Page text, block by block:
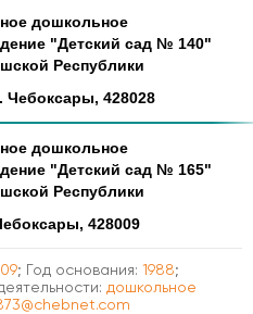
дошкольное
"Детский сад № 140"
Республики
Чебоксары, 428028
дошкольное
"Детский сад № 165"
Республики
428009
; Год основания: 1988;
дошкольное